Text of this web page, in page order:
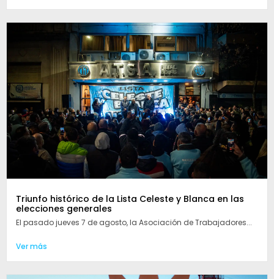
Triunfo histórico de la Lista Celeste y Blanca en las
elecciones generales
El pasado jueves 7 de agosto, la Asociación de Trabajadores...
Ver más